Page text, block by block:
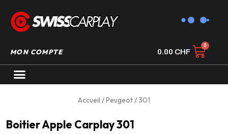
MON COMPTE 0.00 CHF
Accueil /Peugeot / 301
Boitier Apple Carplay 301